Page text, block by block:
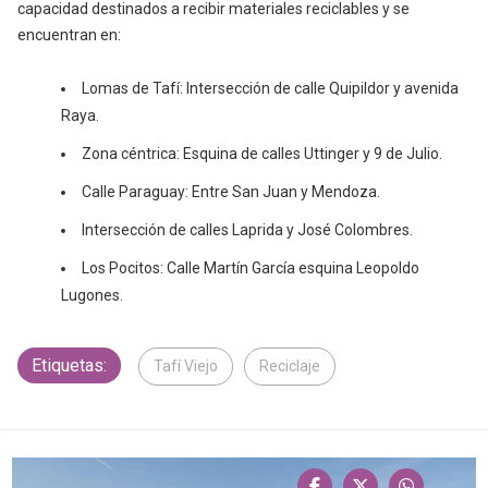
capacidad destinados a recibir materiales reciclables y se
encuentran en:
Lomas de Tafí: Intersección de calle Quipildor y avenida
Raya.
Zona céntrica: Esquina de calles Uttinger y 9 de Julio.
Calle Paraguay: Entre San Juan y Mendoza.
Intersección de calles Laprida y José Colombres.
Los Pocitos: Calle Martín García esquina Leopoldo
Lugones.
Etiquetas: Tafí Viejo Reciclaje